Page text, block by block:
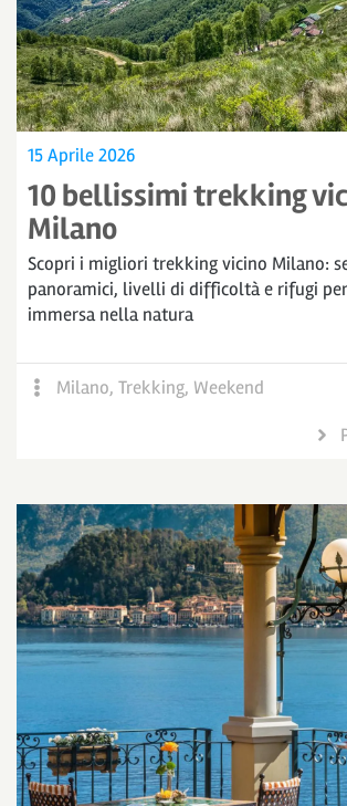
15 Aprile 2026
10 bellissimi trekking
Milano
Scopri i migliori trekking vicino Milano:
panoramici, livelli di difficoltà e rifugi
immersa nella natura
Milano, Trekking, Weekend